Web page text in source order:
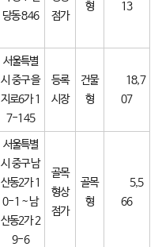
당동 846
점가
형
13
서울특별
시 중구 을
지로6가 1
7-145
등록
시장
건물
형
18,7
07
서울특별
시 중구 남
산동2가 1
0-1 ~ 남
산동2가 2
9-6
골목
형상
점가
골목
형
5,5
66